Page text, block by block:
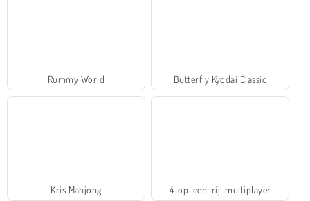
Rummy World Butterfly Kyodai Classic
Kris Mahjong 4-op-een-rij: multiplayer